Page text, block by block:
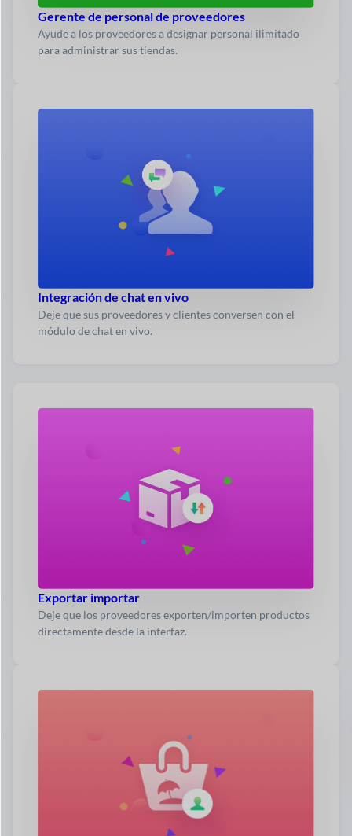
Gerente de personal de proveedores
Ayude a los proveedores a designar personal ilimitado
para administrar sus tiendas.
Integración de chat en vivo
Deje que sus proveedores y clientes conversen con el
módulo de chat en vivo.
Exportar importar
Deje que los proveedores exporten/importen productos
directamente desde la interfaz.